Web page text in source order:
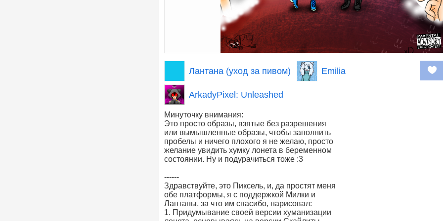
Лантана (уход за пивом) Emilia
ArkadyPixel: Unleashed
Минуточку внимания:
Это просто образы, взятые без разрешения
или вымышленные образы, чтобы заполнить
пробелы и ничего плохого я не желаю, просто
желание увидить хумку лонета в беременном
состоянии. Ну и подурачиться тоже :3
------
Здравствуйте, это Пиксель, и, да простят меня
обе платформы, я с поддержкой Милки и
Лантаны, за что им спасибо, нарисовал:
1. Придумывание своей версии хуманизации